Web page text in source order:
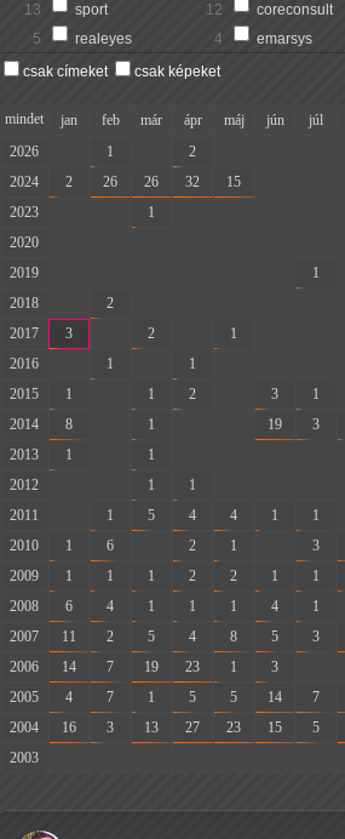
13
sport 12 coreconsult
5
realeyes 4
emarsys
csak címeket
csak képeket
mindet jan feb már ápr máj jún júl
2026
1 2
2024
2 26 26 32 15
2023
1
2020
2019
1
2018
2
2017
3 2 1
2016
1 1
2015
1 1 2 3 1
2014
8 1 19 3
2013
1 1
2012
1 1
2011
1 5 4 4 1 1
2010
1 6 2 1 3
2009
1 1 1 2 2 1 1
2008
6 4 1 1 1 4 1
2007
11 2 5 4 8 5 3
2006
14 7 19 23 1 3
2005
4 7 1 5 5 14 7
2004
16 3 13 27 23 15 5
2003